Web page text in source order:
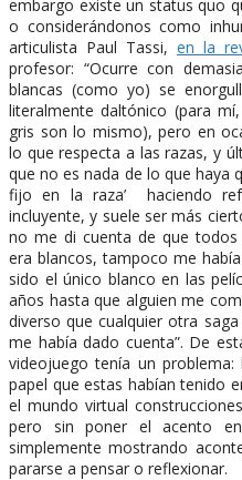
embargo existe un status quo
o considerándonos como
articulista Paul Tassi, en la
profesor: “Ocurre con
blancas (como yo) se
literalmente daltónico (para
gris son lo mismo), pero en
lo que respecta a las razas, y
que no es nada de lo que haya
fijo en la raza’ haciendo
incluyente, y suele ser más
no me di cuenta de que
era blancos, tampoco me
sido el único blanco en las
años hasta que alguien me
diverso que cualquier otra
me había dado cuenta”. De
videojuego tenía un problema:
papel que estas habían tenido
el mundo virtual
pero sin poner el acento
simplemente mostrando
pararse a pensar o reflexionar.